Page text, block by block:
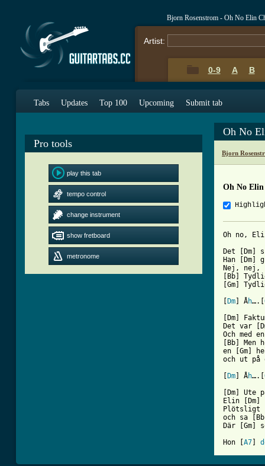
Bjorn Rosenstrom - Oh No Elin
Artist:
0-9 A B
Tabs Updates Top 100 Upcoming Submit tab
Pro tools
play this tab
tempo control
change instrument
show fretboard
metronome
Oh No
Bjorn
Oh No
Oh no,
Det [Dm]
Han
Nej, nej,
[Bb]
[Gm]
Dm ] Åh….[
[Dm]
Det var
Och med
[Bb]
en [Gm]
och ut på
Dm ] Åh….[
[Dm] Ute
Elin
Plötsligt
och sa
Där [Gm]
Hon [ A7 d